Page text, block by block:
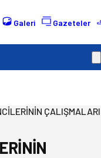
Galeri Gazeteler
ÇALIŞMALARI